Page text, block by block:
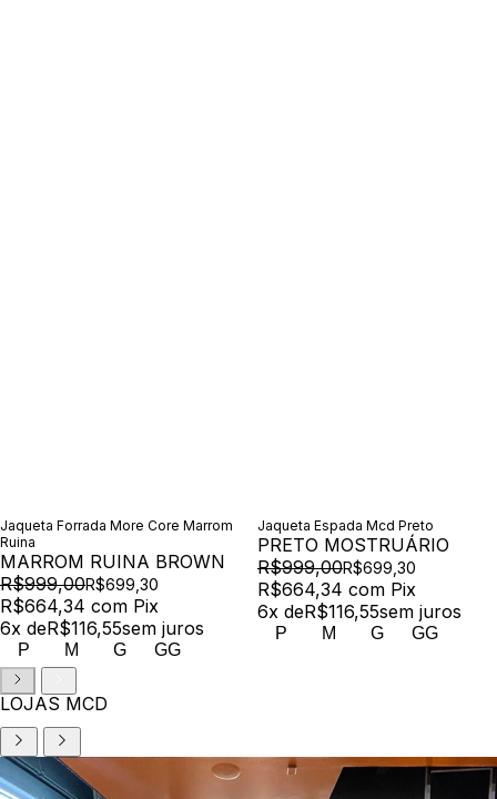
Jaqueta Forrada More Core Marrom
Ruina
MARROM RUINA BROWN
R$999,00R$699,30
R$664,34 com Pix
6x deR$116,55sem juros
P M G GG
Jaqueta Espada Mcd Preto
PRETO MOSTRUÁRIO
R$999,00R$699,30
R$664,34 com Pix
6x deR$116,55sem juros
P M G GG
LOJAS MCD